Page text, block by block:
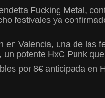
Fucking Metal,
festivales ya
en Valencia, una de las
un potente HxC Punk
por 8€ anticipada en